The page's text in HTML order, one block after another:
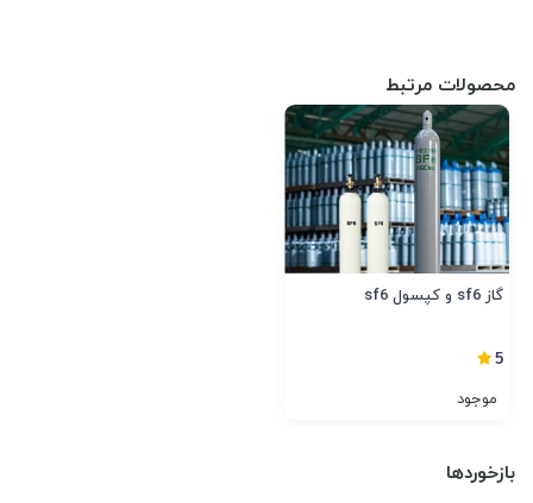
محصولات مرتبط
گاز sf6 و کپسول sf6
5
موجود
بازخوردها